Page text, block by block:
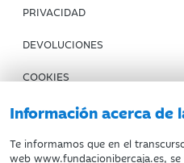
Información acerca de
Te informamos que en el
web www.fundacionibercaja.es,
PRIVACIDAD
DEVOLUCIONES
COOKIES
CONDICIONES DE COMPRA
IBERCAJA BANCO